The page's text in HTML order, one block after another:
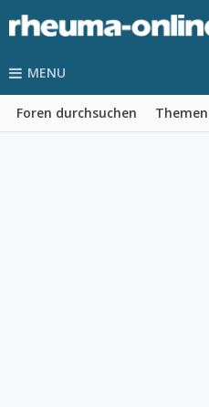
MENU
Foren durchsuchen